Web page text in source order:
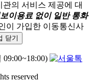
관의 서비스 제공에 대
이용료 없이 일반 통화
이 가입한 이동통신사
닫기
09:00~18:00)
reserved